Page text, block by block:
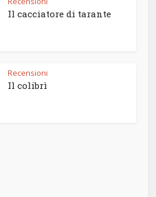
Il cacciatore di tarante
Recensioni
Il colibrì